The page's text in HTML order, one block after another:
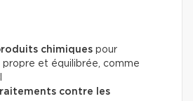
chimiques pour
propre et équilibrée, comme
contre les